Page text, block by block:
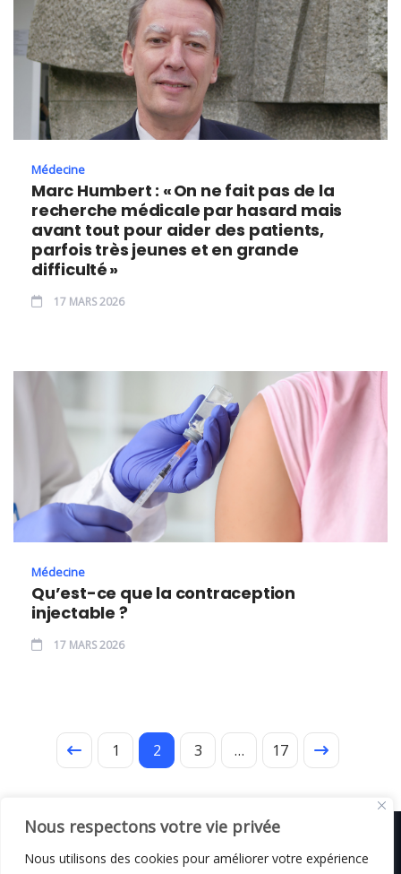
Nous respectons votre vie privée
Nous utilisons des cookies pour améliorer votre expérience
Médecine
Marc Humbert : « On ne fait pas de la
recherche médicale par hasard mais
avant tout pour aider des patients,
parfois très jeunes et en grande
difficulté »
17 MARS 2026
Médecine
Qu’est-ce que la contraception
injectable ?
17 MARS 2026
1 2 3 … 17